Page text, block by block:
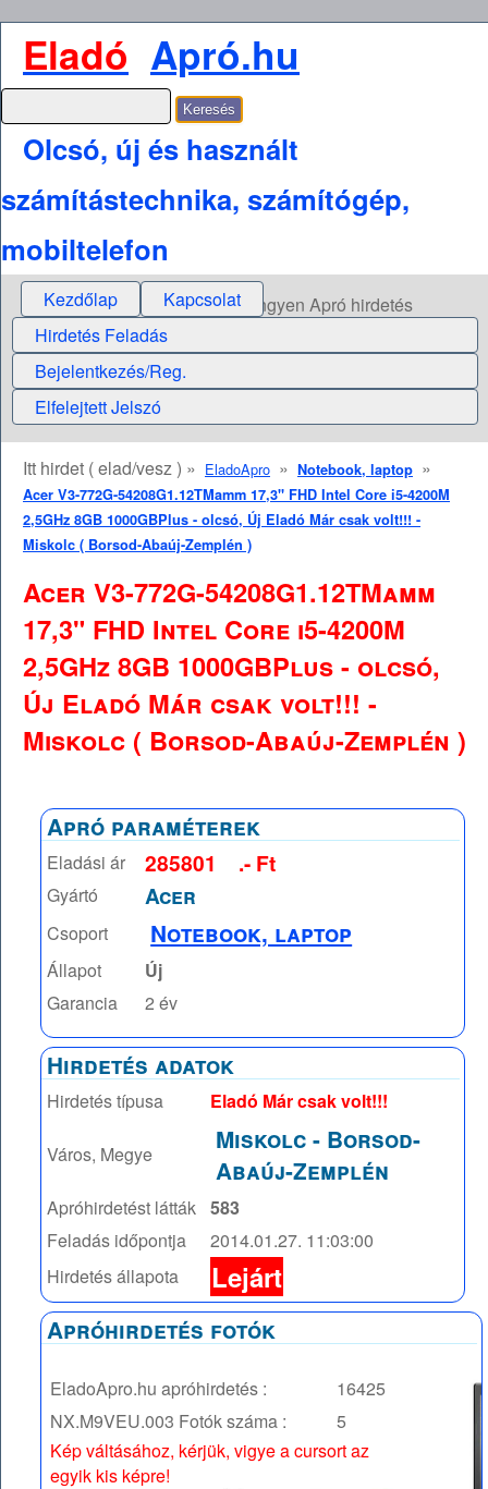
Eladó Apró.hu
Olcsó, új és használt
számítástechnika, számítógép,
mobiltelefon
Kezdőlap Kapcsolat
Ingyen Apró hirdetés
Hirdetés Feladás
Bejelentkezés/Reg.
Elfelejtett Jelszó
Itt hirdet ( elad/vesz ) » EladoApro » Notebook, laptop »
Acer V3-772G-54208G1.12TMamm 17,3" FHD Intel Core i5-4200M
2,5GHz 8GB 1000GBPlus - olcsó, Új Eladó Már csak volt!!! -
Miskolc ( Borsod-Abaúj-Zemplén )
Acer V3-772G-54208G1.12TMamm
17,3" FHD Intel Core i5-4200M
2,5GHz 8GB 1000GBPlus - olcsó,
Új Eladó Már csak volt!!! -
Miskolc ( Borsod-Abaúj-Zemplén )
Apró paraméterek
Eladási ár 285801 .- Ft
Gyártó Acer
Csoport Notebook, laptop
Állapot
Új
Garancia
2 év
Hirdetés adatok
Hirdetés típusa Eladó Már csak volt!!!
Város, Megye Miskolc- Borsod-
Abaúj-Zemplén
Apróhirdetést látták 583
Feladás időpontja
2014.01.27. 11:03:00
Hirdetés állapota
Lejárt
Apróhirdetés fotók
EladoApro.hu apróhirdetés :
16425
NX.M9VEU.003 Fotók száma :
5
Kép váltásához, kérjük, vigye a cursort az
egyik kis képre!